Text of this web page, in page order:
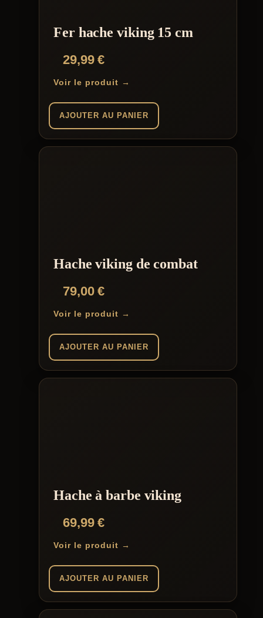
pageFer hache viking 15 cm
29,99€
Voir le produit →
AJOUTER AU PANIER
Hache viking de combat
79,00€
Voir le produit →
AJOUTER AU PANIER
Hache à barbe viking
69,99€
Voir le produit →
AJOUTER AU PANIER